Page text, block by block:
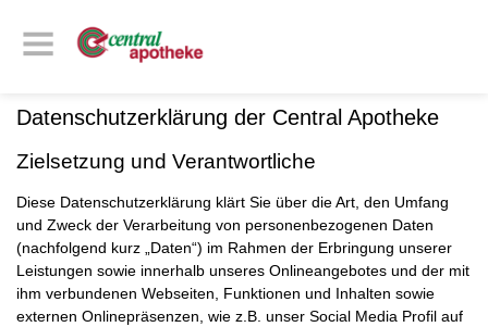
Datenschutzerklärung der Central Apotheke
Zielsetzung und Verantwortliche
Diese Datenschutzerklärung klärt Sie über die Art, den Umfang
und Zweck der Verarbeitung von personenbezogenen Daten
(nachfolgend kurz „Daten“) im Rahmen der Erbringung unserer
Leistungen sowie innerhalb unseres Onlineangebotes und der mit
ihm verbundenen Webseiten, Funktionen und Inhalten sowie
externen Onlinepräsenzen, wie z.B. unser Social Media Profil auf